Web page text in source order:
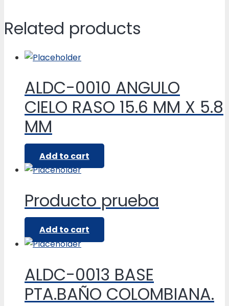
Related products
ALDC-0010 ANGULO
CIELO RASO 15.6 MM X 5.8
MM
Add to cart
Producto prueba
Add to cart
ALDC-0013 BASE
PTA.BAÑO COLOMBIANA.